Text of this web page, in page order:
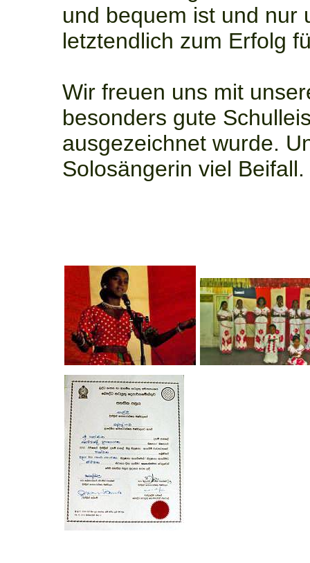
und bequem ist und nur
letztendlich zum Erfolg
Wir freuen uns mit
besonders gute
ausgezeichnet wurde.
Solosängerin viel Beifall.